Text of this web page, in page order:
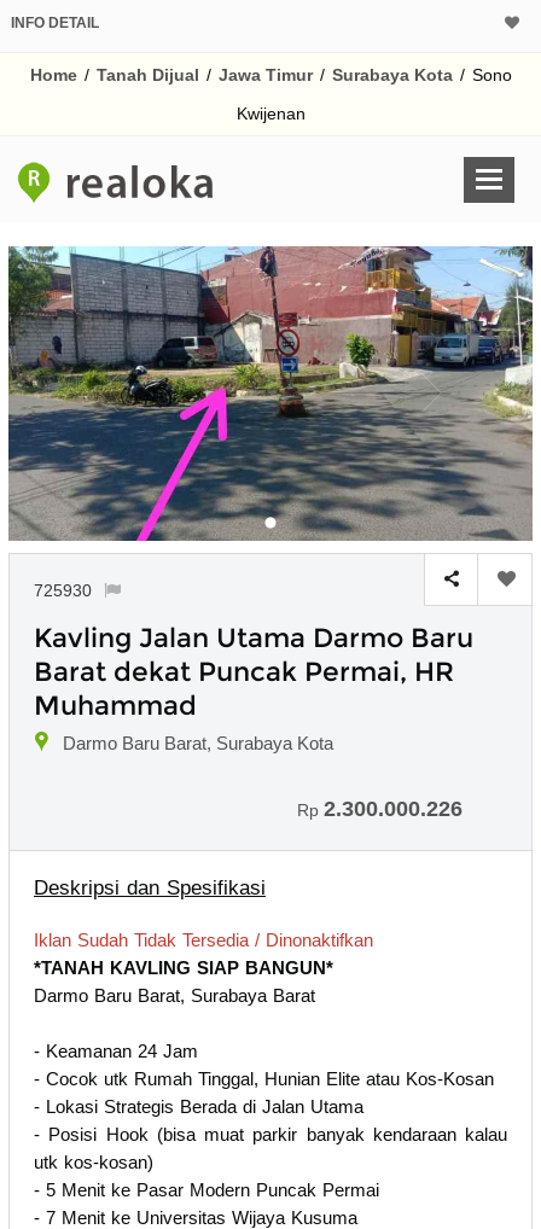
INFO DETAIL
Home / Tanah Dijual / Jawa Timur / Surabaya Kota / Sono
Kwijenan
725930
Kavling Jalan Utama Darmo Baru
Barat dekat Puncak Permai, HR
Muhammad
Darmo Baru Barat, Surabaya Kota
Rp 2.300.000.226
Deskripsi dan Spesifikasi
Iklan Sudah Tidak Tersedia / Dinonaktifkan
*TANAH KAVLING SIAP BANGUN*
Darmo Baru Barat, Surabaya Barat
- Keamanan 24 Jam
- Cocok utk Rumah Tinggal, Hunian Elite atau Kos-Kosan
- Lokasi Strategis Berada di Jalan Utama
- Posisi Hook (bisa muat parkir banyak kendaraan kalau
utk kos-kosan)
- 5 Menit ke Pasar Modern Puncak Permai
- 7 Menit ke Universitas Wijaya Kusuma
% /th
Untuk hasil simulasi
pada kotak-
Simpan